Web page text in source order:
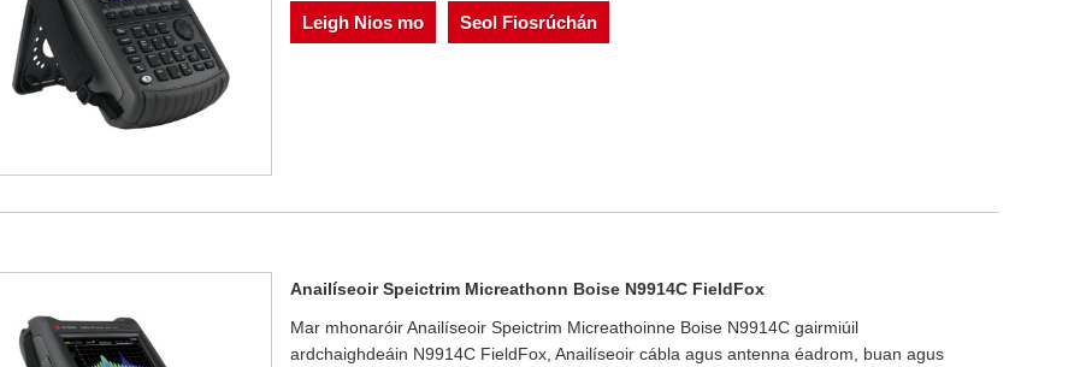
Leigh Nios mo Seol Fiosrúchán
Anailíseoir Speictrim Micreathonn Boise N9914C FieldFox
Mar mhonaróir Anailíseoir Speictrim Micreathoinne Boise N9914C gairmiúil
ardchaighdeáin N9914C FieldFox, Anailíseoir cábla agus antenna éadrom, buan agus